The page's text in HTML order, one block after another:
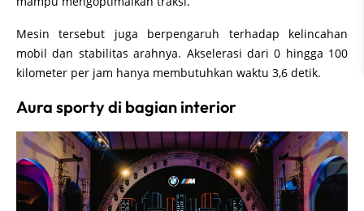
Mesin tersebut juga berpengaruh terhadap kelincahan
mobil dan stabilitas arahnya. Akselerasi dari 0 hingga 100
kilometer per jam hanya membutuhkan waktu 3,6 detik.
Aura sporty di bagian interior